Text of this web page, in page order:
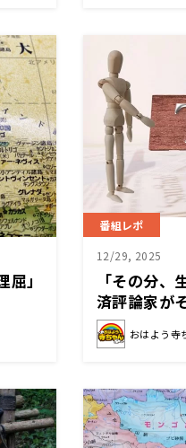
」
番組レポ
12/29, 2025
「その分
済評論家が
ワケ
おはよう寺